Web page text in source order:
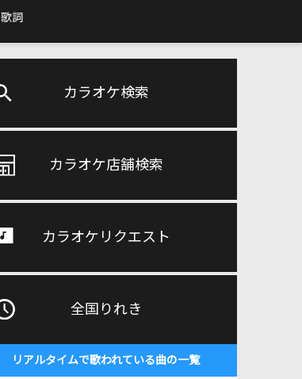
歌詞
カラオケ検索
カラオケ店舗検索
カラオケリクエスト
全国りれき
リアルタイムで歌われている曲の一覧